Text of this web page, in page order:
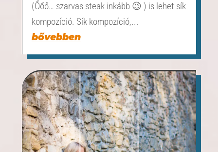
(Őőő… szarvas steak inkább 😉 ) is lehet sík
kompozíció. Sík kompozíció,...
bővebben